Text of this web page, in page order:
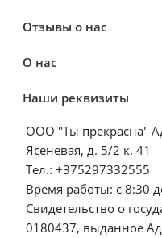
Отзывы о нас
О нас
Наши реквизиты
ООО "Ты прекрасна"
Ясеневая, д. 5/2 к. 41
Тел.: +375297332555
Время работы: с 8:30
Свидетельство о
0180437, выданное